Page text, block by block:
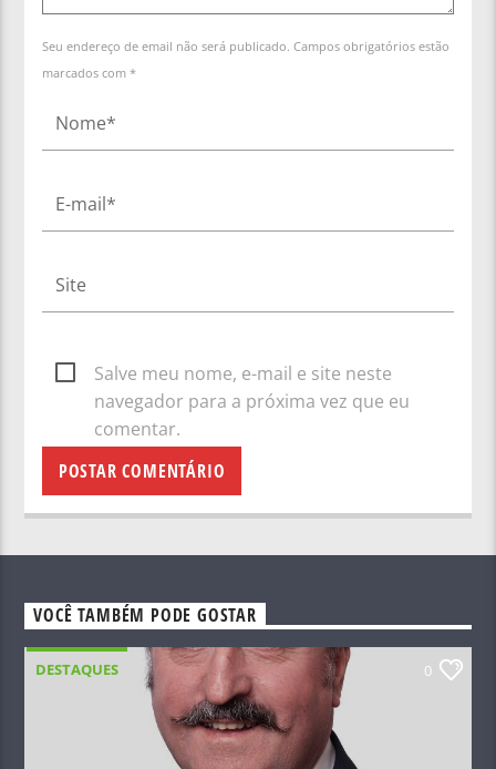
Seu endereço de email não será publicado. Campos obrigatórios estão
marcados com *
Salve meu nome, e-mail e site neste
navegador para a próxima vez que eu
comentar.
VOCÊ TAMBÉM PODE GOSTAR
DESTAQUES 0